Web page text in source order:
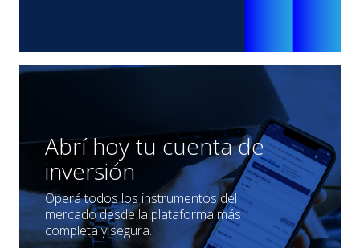
Abrí hoy tu cuenta de
inversión
Operá todos los instrumentos del
mercado desde la plataforma más
completa y segura.